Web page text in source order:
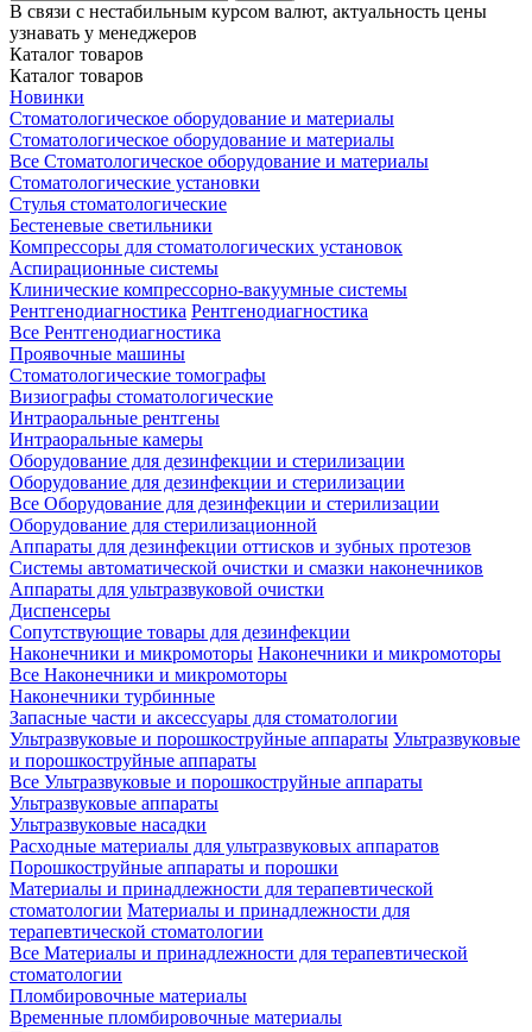
В связи с нестабильным курсом валют, актуальность цены
узнавать у менеджеров
Каталог товаров
Каталог товаров
Новинки
Стоматологическое оборудование и материалы
Стоматологическое оборудование и материалы
Все Стоматологическое оборудование и материалы
Стоматологические установки
Стулья стоматологические
Бестеневые светильники
Компрессоры для стоматологических установок
Аспирационные системы
Клинические компрессорно-вакуумные системы
Рентгенодиагностика Рентгенодиагностика
Все Рентгенодиагностика
Проявочные машины
Стоматологические томографы
Визиографы стоматологические
Интраоральные рентгены
Интраоральные камеры
Оборудование для дезинфекции и стерилизации
Оборудование для дезинфекции и стерилизации
Все Оборудование для дезинфекции и стерилизации
Оборудование для стерилизационной
Аппараты для дезинфекции оттисков и зубных протезов
Системы автоматической очистки и смазки наконечников
Аппараты для ультразвуковой очистки
Диспенсеры
Сопутствующие товары для дезинфекции
Наконечники и микромоторы Наконечники и микромоторы
Все Наконечники и микромоторы
Наконечники турбинные
Запасные части и аксессуары для стоматологии
Ультразвуковые и порошкоструйные аппараты Ультразвуковые
и порошкоструйные аппараты
Все Ультразвуковые и порошкоструйные аппараты
Ультразвуковые аппараты
Ультразвуковые насадки
Расходные материалы для ультразвуковых аппаратов
Порошкоструйные аппараты и порошки
Материалы и принадлежности для терапевтической
стоматологии Материалы и принадлежности для
терапевтической стоматологии
Все Материалы и принадлежности для терапевтической
стоматологии
Пломбировочные материалы
Временные пломбировочные материалы